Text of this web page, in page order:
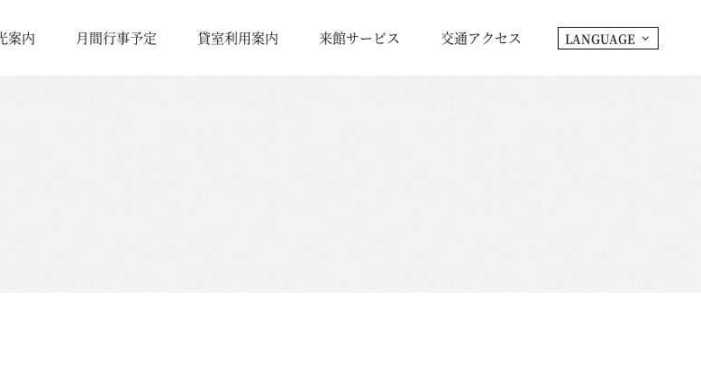
案内 月間行事予定 貸室利用案内 来館サービス 交通アクセス LANGUAGE